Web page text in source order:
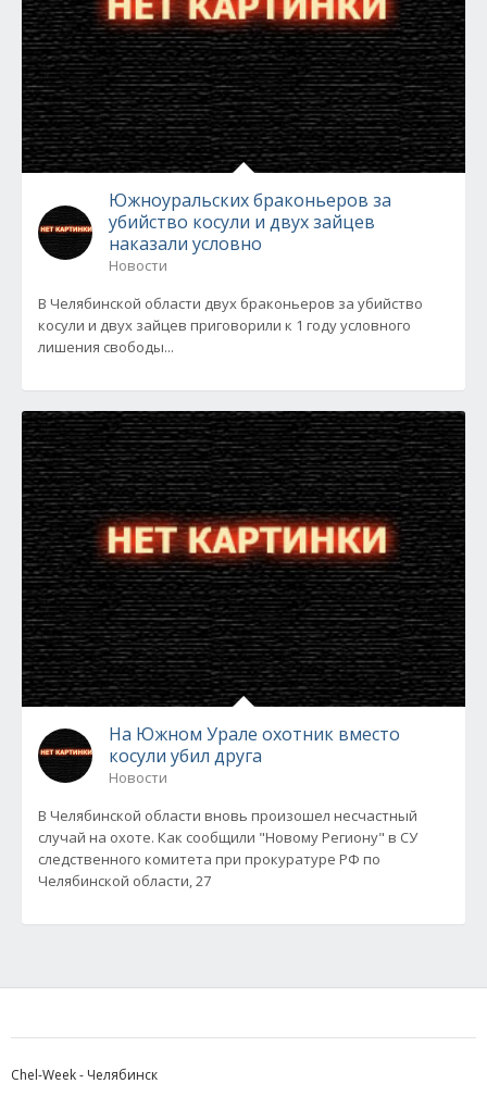
Южноуральских браконьеров за
убийство косули и двух зайцев
наказали условно
Новости
В Челябинской области двух браконьеров за убийство
косули и двух зайцев приговорили к 1 году условного
лишения свободы...
На Южном Урале охотник вместо
косули убил друга
Новости
В Челябинской области вновь произошел несчастный
случай на охоте. Как сообщили "Новому Региону" в СУ
следственного комитета при прокуратуре РФ по
Челябинской области, 27
Chel-Week - Челябинск